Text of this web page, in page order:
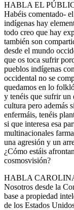
HABLA EL
Habéis comentado-
indígenas hay
todo creo que hay
también son
desde el mundo
que os toca sufrir
pueblos indígenas
occidental no se
quedamos en lo
y tenéis que sufrir un
cultura pero además
enfermáis, tenéis
si que interesa esa
multinacionales
una agresión y un
¿Cómo estáis
cosmosvisión?
HABLA
Nosotros desde la
base a propiedad
de los Estados